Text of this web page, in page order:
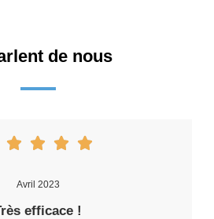
de nous
Avril 2023
efficace !